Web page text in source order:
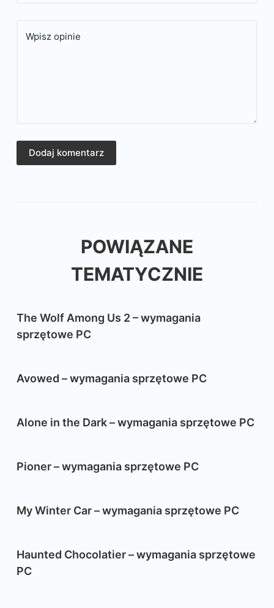
Wpisz opinie
Dodaj komentarz
POWIĄZANE
TEMATYCZNIE
The Wolf Among Us 2 – wymagania
sprzętowe PC
Avowed – wymagania sprzętowe PC
Alone in the Dark – wymagania sprzętowe PC
Pioner – wymagania sprzętowe PC
My Winter Car – wymagania sprzętowe PC
Haunted Chocolatier – wymagania sprzętowe
PC